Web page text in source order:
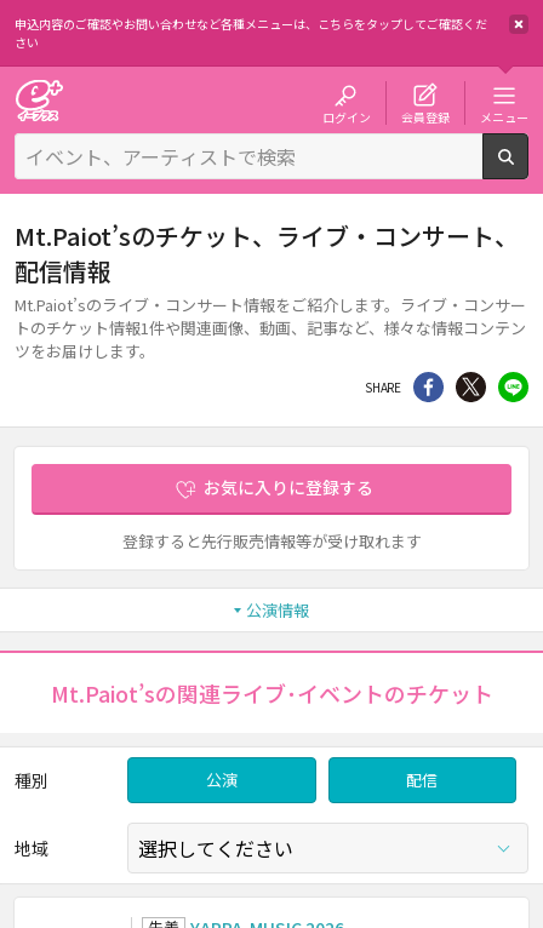
申込内容のご確認やお問い合わせなど各種メニューは、 こちらをタップしてご確認くだ
さい
ログイン 会員登録 メニュー
Mt.Paiot’sのチケット、ライブ・コンサート、
配信情報
Mt.Paiot’sのライブ・コンサート情報をご紹介します。ライブ・コンサー
トのチケット情報1件や関連画像、動画、記事など、様々な情報コンテン
ツをお届けします。
SHARE シェア Twitter
お気に入りに登録する
登録すると先行販売情報等が受け取れます
公演情報
Mt.Paiot’sの関連ライブ･イベントのチケット
種別 公演 配信
地域